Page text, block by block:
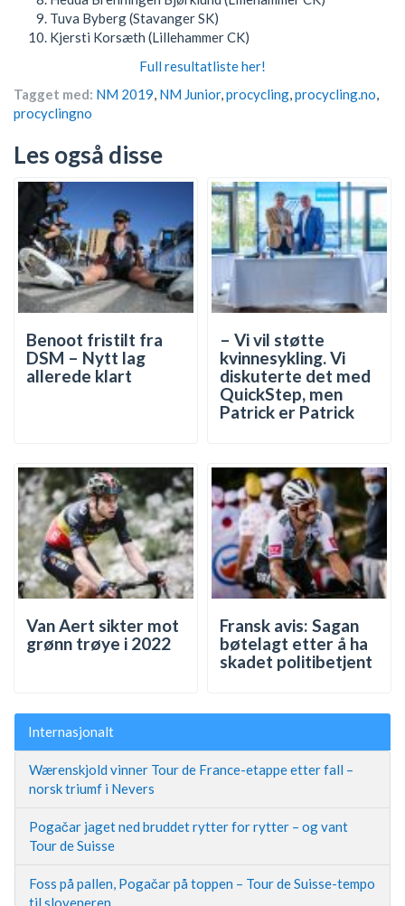
Tuva Byberg (Stavanger SK)
Kjersti Korsæth (Lillehammer CK)
Full resultatliste her!
Tagget med: NM 2019, NM Junior,procycling,procycling.no,
procyclingno
Les også disse
Benoot fristilt fra
DSM – Nytt lag
allerede klart
– Vi vil støtte
kvinnesykling. Vi
diskuterte det med
QuickStep, men
Patrick er Patrick
Van Aert sikter mot
grønn trøye i 2022
Fransk avis: Sagan
bøtelagt etter å ha
skadet politibetjent
Internasjonalt
Wærenskjold vinner Tour de France-etappe etter fall –
norsk triumf i Nevers
Pogačar jaget ned bruddet rytter for rytter – og vant
Tour de Suisse
Foss på pallen, Pogačar på toppen – Tour de Suisse-tempo
til sloveneren